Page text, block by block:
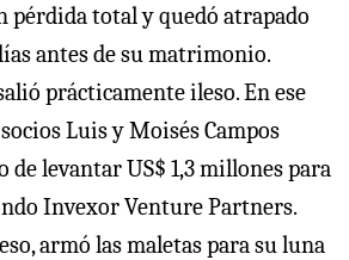
pérdida total y quedó atrapado
antes de su matrimonio.
prácticamente ileso. En ese
Luis y Moisés Campos
levantar US$ 1,3 millones para
Invexor Venture Partners.
armó las maletas para su luna